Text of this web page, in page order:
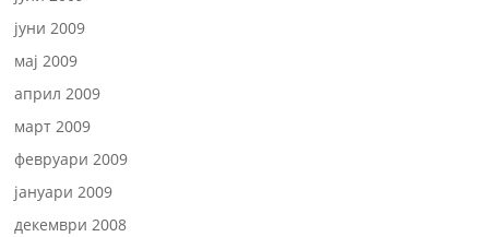
јуни 2009
мај 2009
април 2009
март 2009
февруари 2009
јануари 2009
декември 2008